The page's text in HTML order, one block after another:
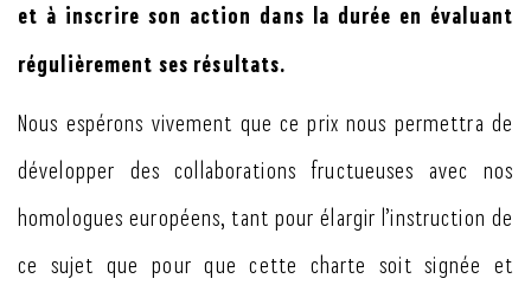
et à inscrire son action dans la durée en évaluant
régulièrement ses résultats.
Nous espérons vivement que ce prix nous permettra de
développer des collaborations fructueuses avec nos
homologues européens, tant pour élargir l’instruction de
ce sujet que pour que cette charte soit signée et